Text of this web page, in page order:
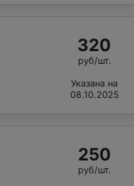
320
руб/шт.
Указана на
08.10.2025
250
руб/шт.